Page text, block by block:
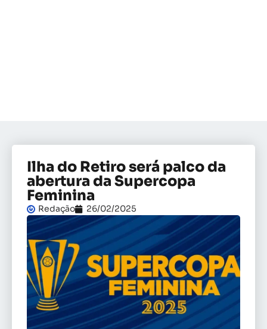
Ilha do Retiro será palco da
abertura da Supercopa
Feminina
Redação 26/02/2025